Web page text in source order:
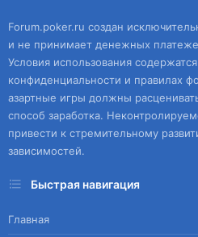
Forum.poker.ru создан
и не принимает денежных
Условия использования
конфиденциальности и правилах
азартные игры должны
способ заработка.
привести к стремительному
зависимостей.
Быстрая навигация
Главная